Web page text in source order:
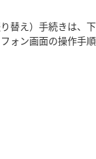
替え）手続きは、
ォン画面の操作手